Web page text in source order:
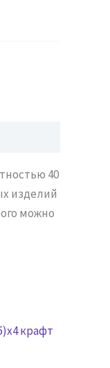
40
изделий
можно